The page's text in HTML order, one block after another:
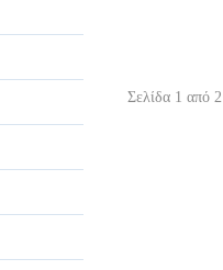
Σελίδα 1 από 2